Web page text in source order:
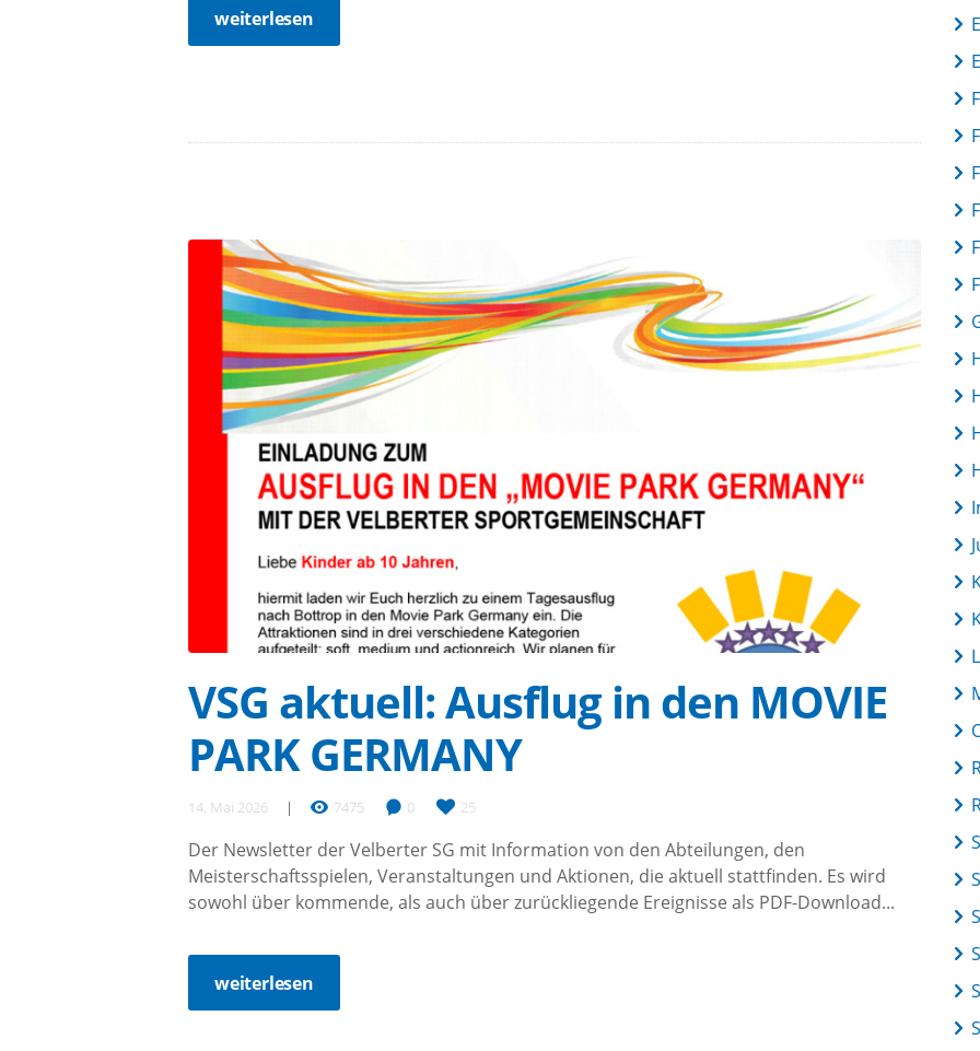
weiterlesen
VSG aktuell: Ausflug in den MOVIE
PARK GERMANY
14. Mai 2026 7475 0 25
Der Newsletter der Velberter SG mit Information von den Abteilungen, den
Meisterschaftsspielen, Veranstaltungen und Aktionen, die aktuell stattfinden. Es wird
sowohl über kommende, als auch über zurückliegende Ereignisse als PDF-Download...
weiterlesen